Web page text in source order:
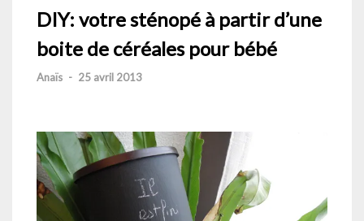
DIY: votre sténopé à partir d’une
boite de céréales pour bébé
Anaïs - 25 avril 2013